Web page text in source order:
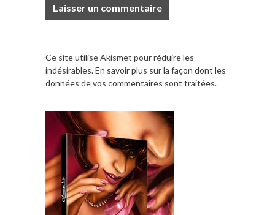
Ce site utilise Akismet pour réduire les
indésirables.En savoir plus sur la façon dont les
données de vos commentaires sont traitées.